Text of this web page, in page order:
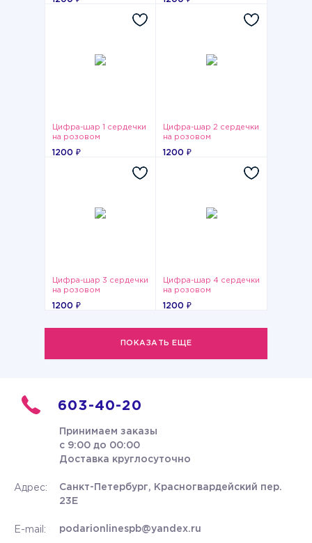
Цифра-шар 1 сердечки
на розовом
1200 ₽
Цифра-шар 2 сердечки
на розовом
1200 ₽
Цифра-шар 3 сердечки
на розовом
1200 ₽
Цифра-шар 4 сердечки
на розовом
1200 ₽
ПОКАЗАТЬ ЕЩЕ
603-40-20
Принимаем заказы
с 9:00 до 00:00
Доставка круглосуточно
Адрес:
Санкт-Петербург, Красногвардейский пер.
23Е
E-mail: podarionlinespb@yandex.ru